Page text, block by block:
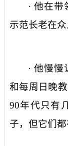
· 他在
示范长老在众
· 他慢
和每周日晚
90年代只有
子，但它们都